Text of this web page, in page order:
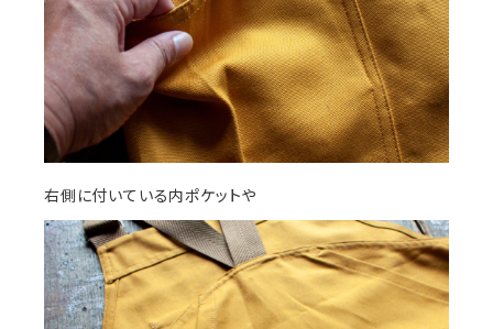
右側に付いている内ポケットや